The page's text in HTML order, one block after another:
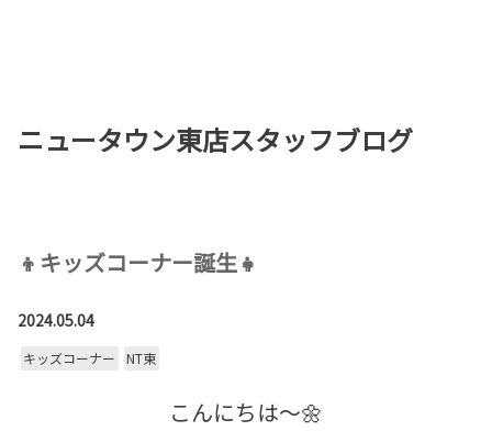
中古車を探す
新車購入ガイド
企業情報
ニュータウン東店スタッフブログ
👦キッズコーナー誕生👧
2024.05.04
キッズコーナー NT東
こんにちは～🌼